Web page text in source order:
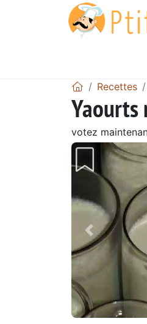
Recettes
Yaourts
votez
Précédent